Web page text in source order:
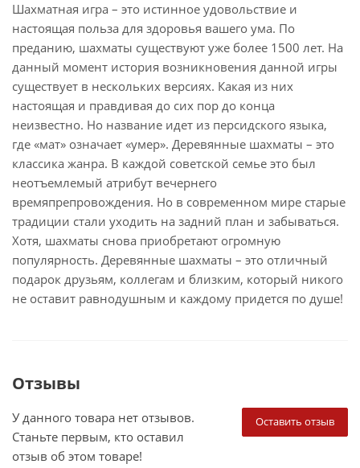
Шахматная игра – это истинное удовольствие и
настоящая польза для здоровья вашего ума. По
преданию, шахматы существуют уже более 1500 лет. На
данный момент история возникновения данной игры
существует в нескольких версиях. Какая из них
настоящая и правдивая до сих пор до конца
неизвестно. Но название идет из персидского языка,
где «мат» означает «умер». Деревянные шахматы – это
классика жанра. В каждой советской семье это был
неотъемлемый атрибут вечернего
времяпрепровождения. Но в современном мире старые
традиции стали уходить на задний план и забываться.
Хотя, шахматы снова приобретают огромную
популярность. Деревянные шахматы – это отличный
подарок друзьям, коллегам и близким, который никого
не оставит равнодушным и каждому придется по душе!
Отзывы
Оставить отзыв
У данного товара нет отзывов.
Станьте первым, кто оставил
отзыв об этом товаре!